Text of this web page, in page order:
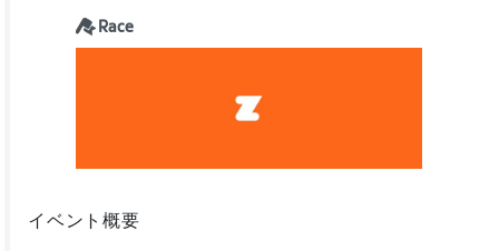
Race
イベント概要